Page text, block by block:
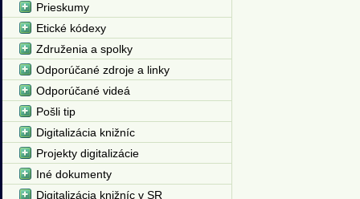
Prieskumy
Etické kódexy
Združenia a spolky
Odporúčané zdroje a linky
Odporúčané videá
Pošli tip
Digitalizácia knižníc
Projekty digitalizácie
Iné dokumenty
Digitalizácia knižníc v SR